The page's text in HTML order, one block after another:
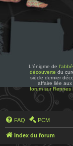
L'énigme de
découverte du
siècle dernier
affaire liée aux
forum sur Rennes
FAQ PCM
Index du forum